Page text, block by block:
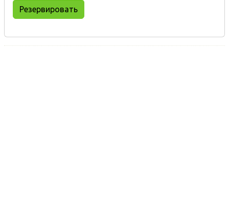
Резервировать